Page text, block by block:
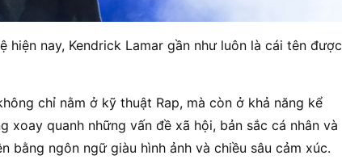
hiện nay, Kendrick Lamar gần như luôn là cái tên được
chỉ nằm ở kỹ thuật Rap, mà còn ở khả năng kể
xoay quanh những vấn đề xã hội, bản sắc cá nhân và
bằng ngôn ngữ giàu hình ảnh và chiều sâu cảm xúc.